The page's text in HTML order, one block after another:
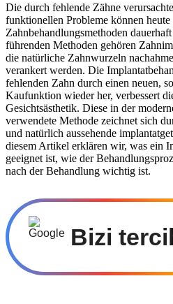
Die durch fehlende Zähne
funktionellen Probleme können
Zahnbehandlungsmethoden
führenden Methoden gehören
die natürliche Zahnwurzeln
verankert werden. Die
fehlenden Zahn durch einen neuen,
Kaufunktion wieder her, verbessert
Gesichtsästhetik. Diese in der
verwendete Methode zeichnet sich
und natürlich aussehende
diesem Artikel erklären wir, was ein
geeignet ist, wie der
nach der Behandlung wichtig ist.
Bizi